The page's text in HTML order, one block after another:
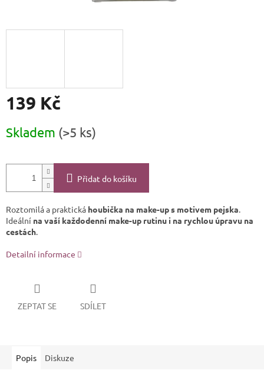
139 Kč
cena:
Skladem (>5 ks)
Přidat do košíku
Roztomilá a praktická houbička na make-up s motivem pejska.
Ideální na vaší každodenní make-up rutinu i na rychlou úpravu na
cestách.
Detailní informace
ZEPTAT SE SDÍLET
Popis Diskuze